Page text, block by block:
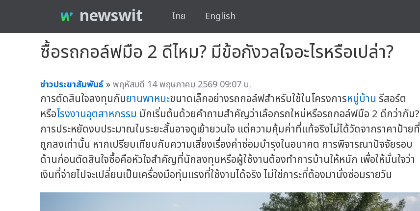
newswit ไทย English
ซื้อรถกอล์ฟมือ 2 ดีไหม? มีข้อกังวลใจอะไรหรือเปล่า?
ข่าวประชาสัมพันธ์ »พฤหัสบดี 14 พฤษภาคม 2569 09:07 น.
การตัดสินใจลงทุนกับยานพาหนะขนาดเล็กอย่างรถกอล์ฟสำหรับใช้ในโครงการหมู่บ้าน รีสอร์ต
หรือโรงงานอุตสาหกรรม มักเริ่มต้นด้วยคำถามสำคัญว่าเลือกรถใหม่หรือรถกอล์ฟมือ 2 ดีกว่ากัน?
การประหยัดงบประมาณในระยะสั้นอาจดูเย้ายวนใจ แต่ความคุ้มค่าที่แท้จริงไม่ได้วัดจากราคาป้ายที่
ถูกลงเท่านั้น หากเปรียบเทียบกับความเสี่ยงเรื่องค่าซ่อมบำรุงในอนาคต การพิจารณาปัจจัยรอบ
ด้านก่อนตัดสินใจซื้อคือหัวใจสำคัญที่นักลงทุนหรือผู้ใช้งานต้องทำการบ้านให้หนัก เพื่อให้มั่นใจว่า
เงินที่จ่ายไปจะเปลี่ยนเป็นเครื่องมือทุ่นแรงที่ใช้งานได้จริง ไม่ใช่ภาระที่ต้องมานั่งซ่อมรายวัน